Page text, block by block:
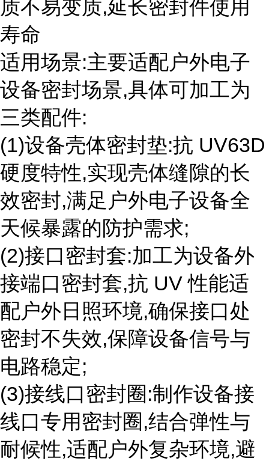
质不易变质,延长密封件使用
寿命
适用场景:主要适配户外电子
设备密封场景,具体可加工为
三类配件:
(1)设备壳体密封垫:抗 UV63D
硬度特性,实现壳体缝隙的长
效密封,满足户外电子设备全
天候暴露的防护需求;
(2)接口密封套:加工为设备外
接端口密封套,抗 UV 性能适
配户外日照环境,确保接口处
密封不失效,保障设备信号与
电路稳定;
(3)接线口密封圈:制作设备接
线口专用密封圈,结合弹性与
耐候性,适配户外复杂环境,避